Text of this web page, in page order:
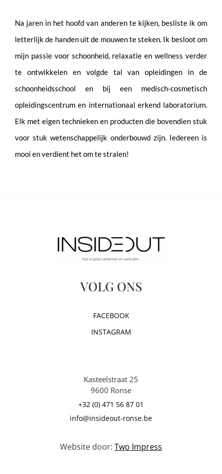
Na jaren in het hoofd van anderen te kijken, besliste ik om
letterlijk de handen uit de mouwen te steken. Ik besloot om
mijn passie voor schoonheid, relaxatie en wellness verder
te ontwikkelen en volgde tal van opleidingen in de
schoonheidsschool en bij een medisch-cosmetisch
opleidingscentrum en internationaal erkend laboratorium.
Elk met eigen technieken en producten die bovendien stuk
voor stuk wetenschappelijk onderbouwd zijn. Iedereen is
mooi en verdient het om te stralen!
Kasteelstraat 25
9600 Ronse
+32 (0) 471 56 87 01
info@insideout-ronse.be
VOLG ONS
FACEBOOK
INSTAGRAM
Website door: Two Impress